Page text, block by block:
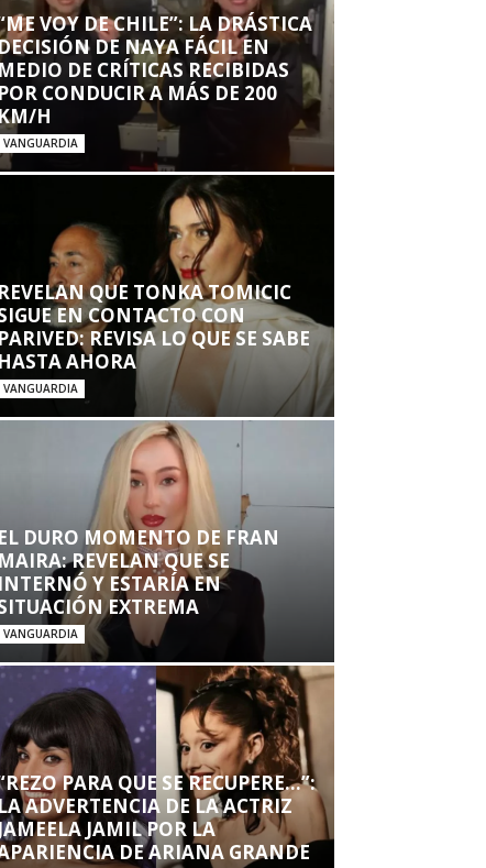
VOY DE CHILE”: LA DRÁSTICA
DE NAYA FÁCIL EN
DE CRÍTICAS RECIBIDAS
POR CONDUCIR A MÁS DE 200
H
VANGUARDIA
REVELAN QUE TONKA TOMICIC
EN CONTACTO CON
PARIVED: REVISA LO QUE SE SABE
HASTA AHORA
VANGUARDIA
EL DURO MOMENTO DE FRAN
MAIRA: REVELAN QUE SE
INTERNÓ Y ESTARÍA EN
EXTREMA
VANGUARDIA
PARA QUE SE RECUPERE…”:
ADVERTENCIA DE LA ACTRIZ
JAMIL POR LA
DE ARIANA GRANDE